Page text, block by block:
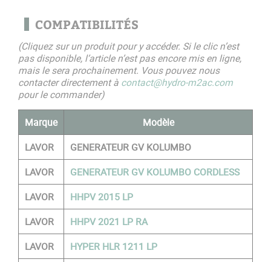
COMPATIBILITÉS
(Cliquez sur un produit pour y accéder. Si le clic n’est
pas disponible, l’article n’est pas encore mis en ligne,
mais le sera prochainement. Vous pouvez nous
contacter directement à contact@hydro-m2ac.com
pour le commander)
Marque
Modèle
LAVOR
GENERATEUR GV KOLUMBO
LAVOR
GENERATEUR GV KOLUMBO CORDLESS
LAVOR
HHPV 2015 LP
LAVOR
HHPV 2021 LP RA
LAVOR
HYPER HLR 1211 LP